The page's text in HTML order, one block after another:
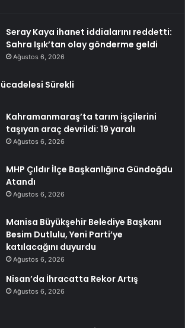
Seray Kaya ihanet iddialarını reddetti:
Sahra Işık’tan olay gönderme geldi
Ağustos 6, 2026
Sürekli
Kahramanmaraş’ta tarım işçilerini
taşıyan araç devrildi: 19 yaralı
Ağustos 6, 2026
MHP Çıldır İlçe Başkanlığına Gündoğdu
Atandı
Ağustos 6, 2026
Manisa Büyükşehir Belediye Başkanı
Besim Dutlulu, Yeni Parti’ye
katılacağını duyurdu
Ağustos 6, 2026
Nisan’da İhracatta Rekor Artış
Ağustos 6, 2026